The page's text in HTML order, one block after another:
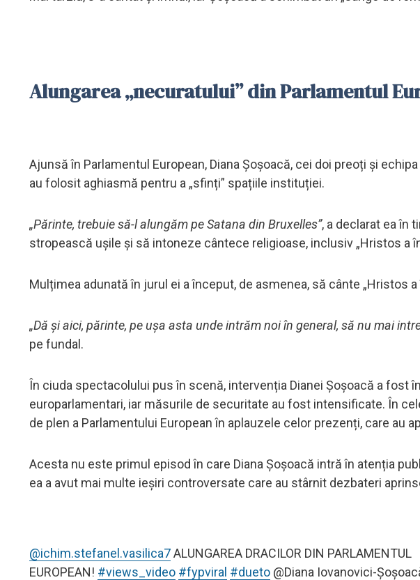
Alungarea „necuratului” din Parlamentul
Ajunsă în Parlamentul European, Diana Șoșoacă, cei doi preoți și
au folosit aghiasmă pentru a „sfinți” spațiile instituției.
„Părinte, trebuie să-l alungăm pe Satana din Bruxelles”, a declarat ea în
stropească ușile și să intoneze cântece religioase, inclusiv „Hristos a
Mulțimea adunată în jurul ei a început, de asmenea, să cânte „Hristos
„Dă și aici, părinte, pe ușa asta unde intrăm noi în general, să nu mai
pe fundal.
În ciuda spectacolului pus în scenă, intervenția Dianei Șoșoacă a fost
europarlamentari, iar măsurile de securitate au fost intensificate. În
de plen a Parlamentului European în aplauzele celor prezenți, care au
Acesta nu este primul episod în care Diana Șoșoacă intră în atenția
ea a avut mai multe ieșiri controversate care au stârnit dezbateri
@ichim.stefanel.vasilica7ALUNGAREA DRACILOR DIN PARLAMENTUL
EUROPEAN! #views_video #fypviral #dueto @Diana Iovanovici-